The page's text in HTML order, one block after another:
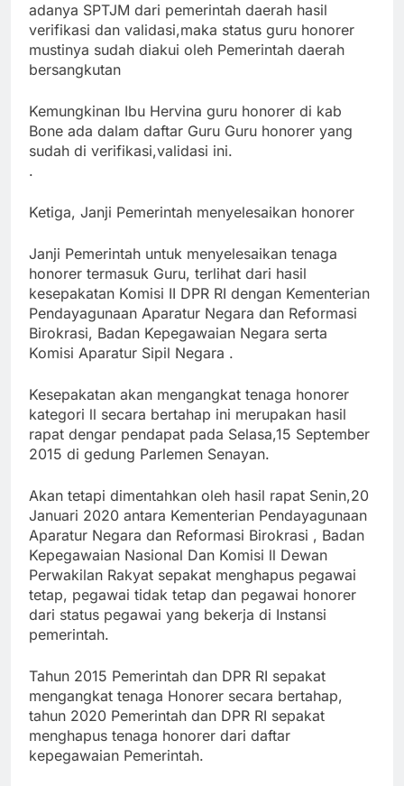
adanya SPTJM dari pemerintah daerah hasil
verifikasi dan validasi,maka status guru honorer
mustinya sudah diakui oleh Pemerintah daerah
bersangkutan
Kemungkinan Ibu Hervina guru honorer di kab
Bone ada dalam daftar Guru Guru honorer yang
sudah di verifikasi,validasi ini.
.
Ketiga, Janji Pemerintah menyelesaikan honorer
Janji Pemerintah untuk menyelesaikan tenaga
honorer termasuk Guru, terlihat dari hasil
kesepakatan Komisi II DPR RI dengan Kementerian
Pendayagunaan Aparatur Negara dan Reformasi
Birokrasi, Badan Kepegawaian Negara serta
Komisi Aparatur Sipil Negara .
Kesepakatan akan mengangkat tenaga honorer
kategori ll secara bertahap ini merupakan hasil
rapat dengar pendapat pada Selasa,15 September
2015 di gedung Parlemen Senayan.
Akan tetapi dimentahkan oleh hasil rapat Senin,20
Januari 2020 antara Kementerian Pendayagunaan
Aparatur Negara dan Reformasi Birokrasi , Badan
Kepegawaian Nasional Dan Komisi ll Dewan
Perwakilan Rakyat sepakat menghapus pegawai
tetap, pegawai tidak tetap dan pegawai honorer
dari status pegawai yang bekerja di Instansi
pemerintah.
Tahun 2015 Pemerintah dan DPR RI sepakat
mengangkat tenaga Honorer secara bertahap,
tahun 2020 Pemerintah dan DPR RI sepakat
menghapus tenaga honorer dari daftar
kepegawaian Pemerintah.